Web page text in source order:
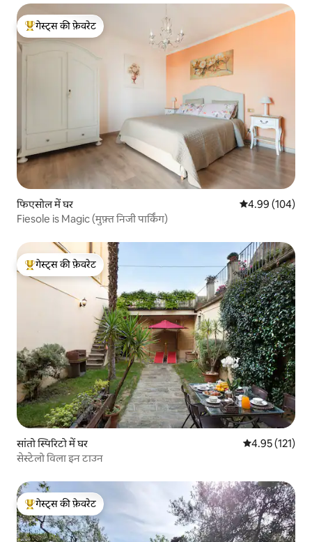
गेस्ट्स का टॉप फ़ेवरेट
गेस्ट्स की फ़ेवरेट
फिएसोल में घर औसत रेटिंग 5 में से
4.99 (104)
Fiesole is Magic (मुफ़्त निजी पार्किंग)
गेस्ट्स का टॉप फ़ेवरेट
गेस्ट्स की फ़ेवरेट
सांतो स्पिरिटो में घर औसत रेटिंग 5 में से
4.95 (121)
सेस्टेलो विला इन टाउन
गेस्ट्स का टॉप फ़ेवरेट
गेस्ट्स की फ़ेवरेट